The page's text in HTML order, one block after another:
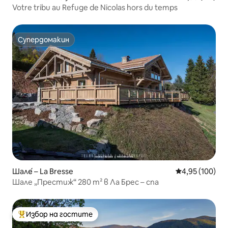
Votre tribu au Refuge de Nicolas hors du temps
Супердомакин
Супердомакин
Шале́ – La Bresse Средна
4,95 (100)
Шале „Престиж“ 280 m² в Ла Брес – спа
Най-популярен избор на гостите
Избор на гостите